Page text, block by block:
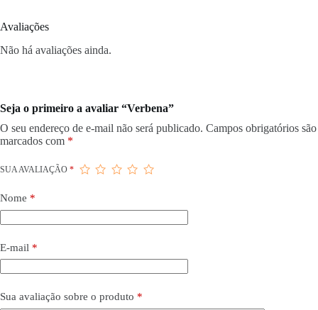
Avaliações
Não há avaliações ainda.
Seja o primeiro a avaliar “Verbena”
O seu endereço de e-mail não será publicado. Campos obrigatórios são
marcados com *
SUA AVALIAÇÃO *
Nome *
E-mail *
Sua avaliação sobre o produto *